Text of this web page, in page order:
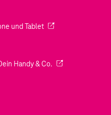
neuen Tab geöffnet)
und Tablet(Wird in einem
neuen Tab geöffnet)
Handy & Co. (Wird in einem